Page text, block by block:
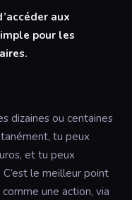
aux
pour les
dizaines ou centaines
tu peux
et tu peux
le meilleur point
comme une action, via